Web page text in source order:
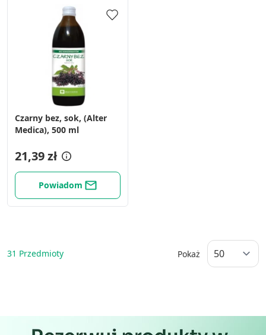
Czarny bez, sok, (Alter
Medica), 500 ml
21,39 zł
Powiadom
31 Przedmioty Pokaż